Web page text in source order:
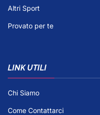
Altri Sport
Provato per te
LINK UTILI
Chi Siamo
Come Contattarci